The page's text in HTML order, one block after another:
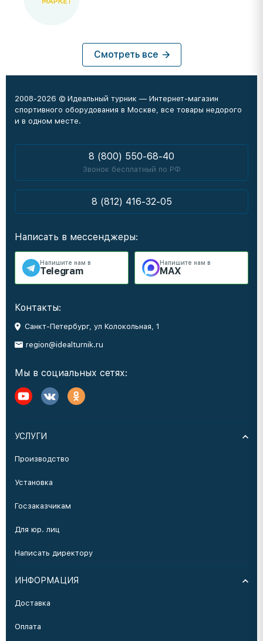
Смотреть все
2008-2026 © Идеальный турник — Интернет-магазин
спортивного оборудования в Москве, все товары недорого
и в одном месте.
8 (800) 550-68-40
Звонок бесплатный по РФ
8 (812) 416-32-05
Написать в мессенджеры:
Напишите нам в
Telegram
Напишите нам в
MAX
Контакты:
Санкт-Петербург, ул Колокольная, 1
region@idealturnik.ru
Мы в социальных сетях:
УСЛУГИ
Производство
Установка
Госзаказчикам
Для юр. лиц
Написать директору
ИНФОРМАЦИЯ
Доставка
Оплата